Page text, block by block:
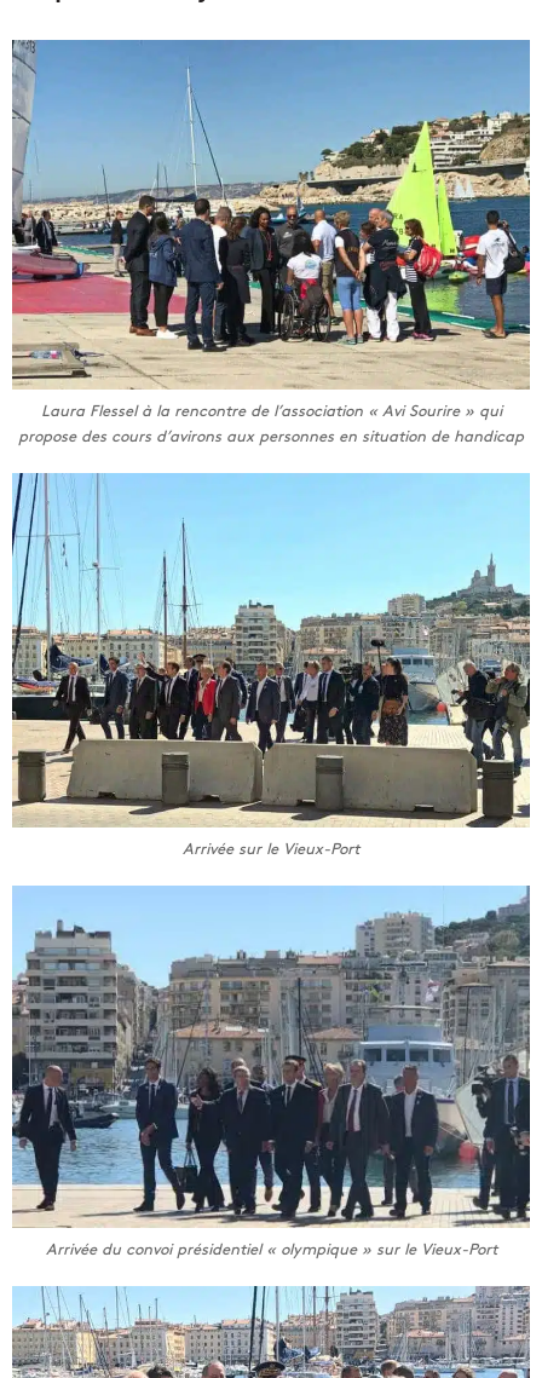
Laura Flessel à la rencontre de l’association « Avi Sourire » qui
propose des cours d’avirons aux personnes en situation de handicap
Arrivée sur le Vieux-Port
Arrivée du convoi présidentiel « olympique » sur le Vieux-Port